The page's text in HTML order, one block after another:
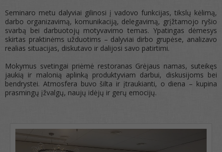
Seminaro metu dalyviai gilinosi į vadovo funkcijas, tikslų kėlimą,
darbo organizavimą, komunikaciją, delegavimą, grįžtamojo ryšio
svarbą bei darbuotojų motyvavimo temas. Ypatingas dėmesys
skirtas praktinėms užduotims – dalyviai dirbo grupėse, analizavo
realias situacijas, diskutavo ir dalijosi savo patirtimi.
Mokymus svetingai priėmė restoranas Grėjaus namas, suteikęs
jaukią ir malonią aplinką produktyviam darbui, diskusijoms bei
bendrystei. Atmosfera buvo šilta ir įtraukianti, o diena – kupina
prasmingų įžvalgų, naujų idėjų ir gerų emocijų.